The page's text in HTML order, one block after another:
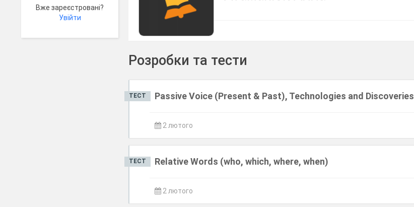
Вже зареєстровані?
Увійти
Розробки та тести
ТЕСТ Passive Voice (Present & Past), Technologies and Discoveries
2 лютого
ТЕСТ Relative Words (who, which, where, when)
2 лютого